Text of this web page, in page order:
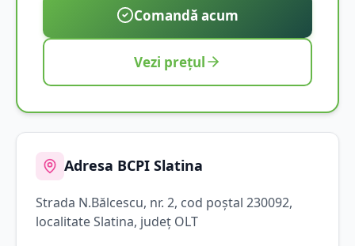
Comandă acum
Vezi prețul
Adresa BCPI Slatina
Strada N.Bălcescu, nr. 2, cod poștal 230092,
localitateSlatina, județ OLT